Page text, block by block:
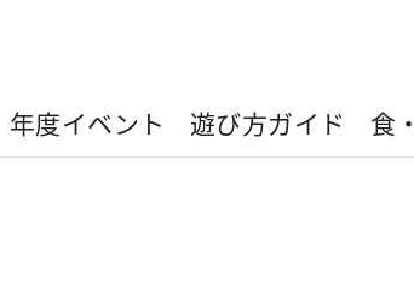
年度イベント 遊び方ガイド 食